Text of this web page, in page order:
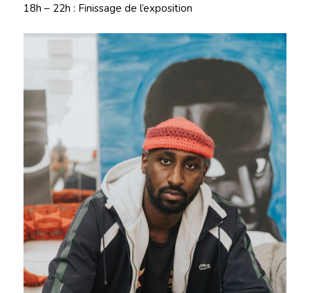
18h – 22h : Finissage de l’exposition